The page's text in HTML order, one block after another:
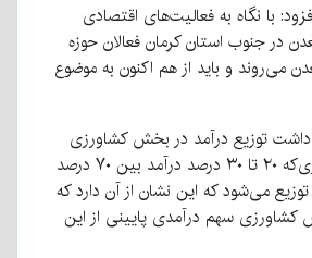
با نگاه به فعالیت‌های اقتصادی
در جنوب استان کرمان فعالان حوزه
می‌روند و باید از هم اکنون به موضوع
داشت توزیع درآمد در بخش کشاورزی
متناسب نیست به‌طوری‌که ۲۰ تا ۳۰ درصد درآمد بین ۷۰ درصد
می‌شود که این نشان از آن دارد که
کشاورزی سهم درآمدی پایینی از این